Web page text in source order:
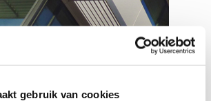
gebruik van cookies